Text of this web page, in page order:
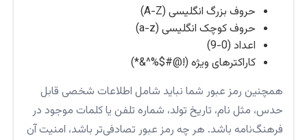
حروف بزرگ انگلیسی (A-Z)
حروف کوچک انگلیسی (a-z)
اعداد (0-9)
کاراکترهای ویژه (!@#$%^&*)
همچنین رمز عبور شما نباید شامل اطلاعات شخصی قابل
حدس، مثل نام، تاریخ تولد، شماره تلفن یا کلمات موجود در
فرهنگ‌نامه باشد. هر چه رمز عبور تصادفی‌تر باشد، امنیت آن